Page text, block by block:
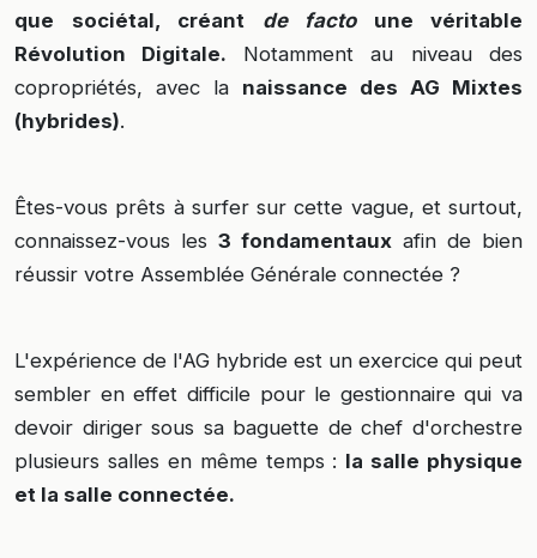
que sociétal, créant de factoune véritable
Révolution Digitale. Notamment au niveau des
copropriétés, avec la naissance des AG Mixtes
(hybrides).
Êtes-vous prêts à surfer sur cette vague, et surtout,
connaissez-vous les 3 fondamentaux afin de bien
réussir votre Assemblée Générale connectée ?
L'expérience de l'AG hybride est un exercice qui peut
sembler en effet difficile pour le gestionnaire qui va
devoir diriger sous sa baguette de chef d'orchestre
plusieurs salles en même temps : la salle physique
et la salle connectée.